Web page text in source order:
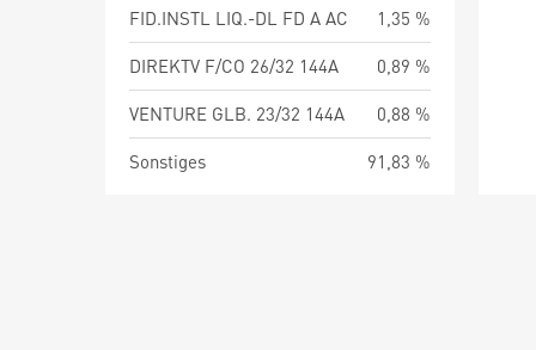
FID.INSTL LIQ.-DL FD A AC
1,35 %
DIREKTV F/CO 26/32 144A
0,89 %
VENTURE GLB. 23/32 144A
0,88 %
Sonstiges
91,83 %